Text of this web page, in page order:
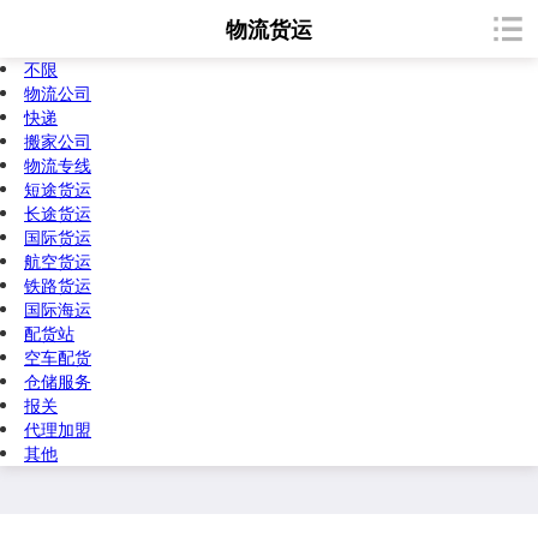
物流货运
不限
物流公司
快递
搬家公司
物流专线
短途货运
长途货运
国际货运
航空货运
铁路货运
国际海运
配货站
空车配货
仓储服务
报关
代理加盟
其他